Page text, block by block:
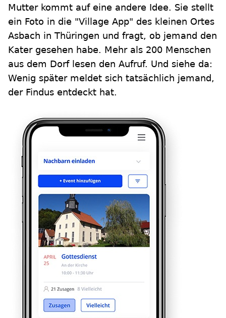
Mutter kommt auf eine andere Idee. Sie stellt
ein Foto in die "Village App" des kleinen Ortes
Asbach in Thüringen und fragt, ob jemand den
Kater gesehen habe. Mehr als 200 Menschen
aus dem Dorf lesen den Aufruf. Und siehe da:
Wenig später meldet sich tatsächlich jemand,
der Findus entdeckt hat.